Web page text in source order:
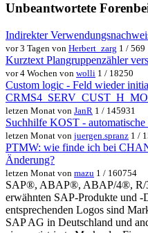
Unbeantwortete
Indirekter
vor 3 Tagen von Herbert_zarg 1 / 569
Kurztext Plangruppenzähler
vor 4 Wochen von wolli 1 / 18250
Custom logic - Feld wieder
letzen Monat von JanR 1 / 145931
Suchhilfe KOST - automatische
letzen Monat von juergen.spranz 1 /
PTMW: wie finde ich bei
Änderung?
letzen Monat von mazu 1 / 160754
SAP®, ABAP®, ABAP/4®, R/
erwähnten SAP-Produkte und -
entsprechenden Logos sind
SAP AG in Deutschland und